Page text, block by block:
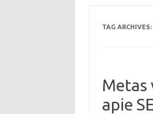
TAG ARCHIVES:
Metas
apie